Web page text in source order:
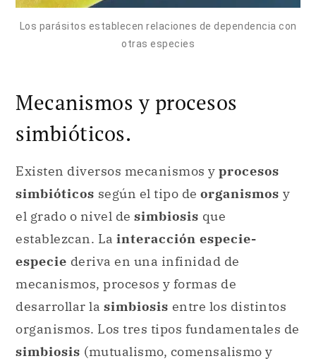
Los parásitos establecen relaciones de dependencia con
otras especies
Mecanismos y procesos
simbióticos.
Existen diversos mecanismos y procesos
simbióticos según el tipo de organismos y
el grado o nivel de simbiosis que
establezcan. La interacción especie-
especie deriva en una infinidad de
mecanismos, procesos y formas de
desarrollar la simbiosis entre los distintos
organismos. Los tres tipos fundamentales de
simbiosis (mutualismo, comensalismo y